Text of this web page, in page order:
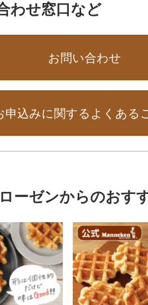
わせ窓口など
お問い合わせ
申込みに関するよくある
ーゼンからのおす